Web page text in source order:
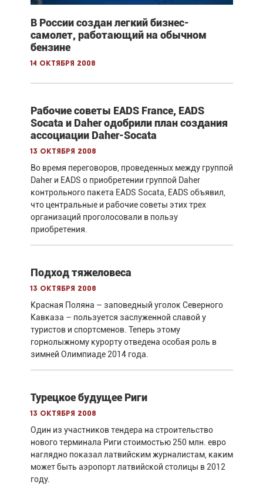
В России создан легкий бизнес-
самолет, работающий на обычном
бензине
14 октября 2008
Рабочие советы EADS France, EADS
Socata и Daher одобрили план создания
ассоциации Daher-Socata
13 октября 2008
Во время переговоров, проведенных между группой
Daher и EADS о приобретении группой Daher
контрольного пакета EADS Socata, EADS объявил,
что центральные и рабочие советы этих трех
организаций проголосовали в пользу
приобретения.
Подход тяжеловеса
13 октября 2008
Красная Поляна – заповедный уголок Северного
Кавказа – пользуется заслуженной славой у
туристов и спортсменов. Теперь этому
горнолыжному курорту отведена особая роль в
зимней Олимпиаде 2014 года.
Турецкое будущее Риги
13 октября 2008
Один из участников тендера на строительство
нового терминала Риги стоимостью 250 млн. евро
наглядно показал латвийским журналистам, каким
может быть аэропорт латвийской столицы в 2012
году.